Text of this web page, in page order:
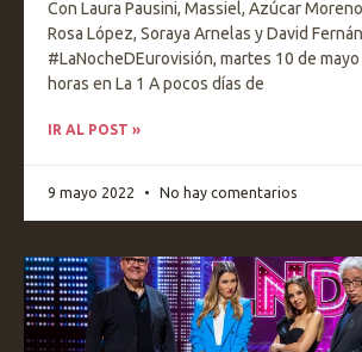
Con Laura Pausini, Massiel, Azúcar
Rosa López, Soraya Arnelas y David
#LaNocheDEurovisión, martes 10 de mayo
horas en La 1 A pocos días de
IR AL POST »
9 mayo 2022 No hay comentarios